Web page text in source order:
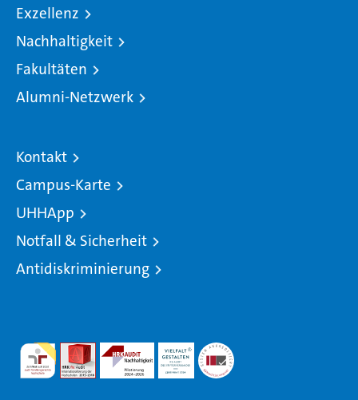
Exzellenz
Nachhaltigkeit
Fakultäten
Alumni-Netzwerk
Kontakt
Campus-Karte
UHHApp
Notfall & Sicherheit
Antidiskriminierung